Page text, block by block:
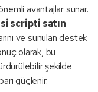
avantajlar sunar.
scripti satın
ve sunulan destek
olarak, bu
şekilde
güçlenir.